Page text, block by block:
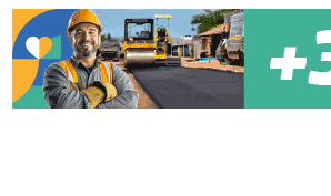
Pular para o conteúdo